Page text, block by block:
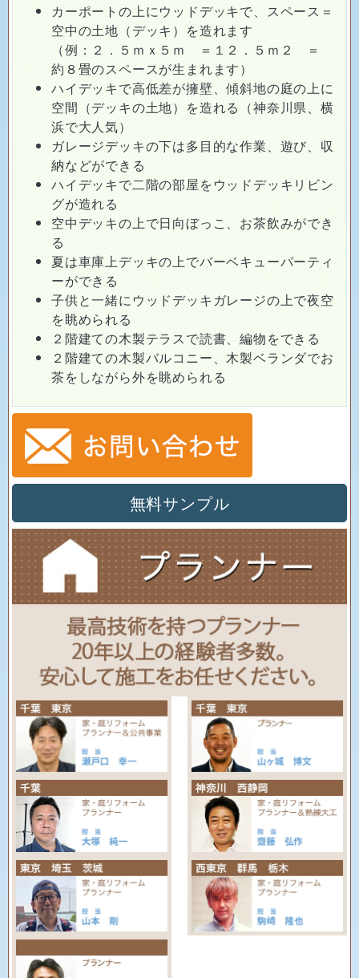
カーポートの上にウッドデッキで、スペース＝
空中の土地（デッキ）を造れます
（例：２．５ｍｘ５ｍ ＝１２．５ｍ２ ＝
約８畳のスペースが生まれます）
ハイデッキで高低差が擁壁、傾斜地の庭の上に
空間（デッキの土地）を造れる（神奈川県、横
浜で大人気）
ガレージデッキの下は多目的な作業、遊び、収
納などができる
ハイデッキで二階の部屋をウッドデッキリビン
グが造れる
空中デッキの上で日向ぼっこ、お茶飲みができ
る
夏は車庫上デッキの上でバーベキューパーティ
ーができる
子供と一緒にウッドデッキガレージの上で夜空
を眺められる
２階建ての木製テラスで読書、編物をできる
２階建ての木製バルコニー、木製ベランダでお
茶をしながら外を眺められる
無料サンプル